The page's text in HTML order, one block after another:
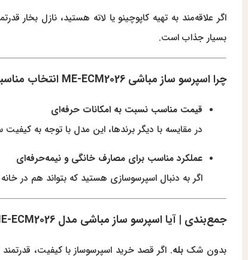
اگر علاقه‌مند به تهیه کاپوچینو یا لاته هستید، نازل
بسیار جذاب است.
چرا اسپرسو ساز مباشی ME-ECM2026 انتخاب مناسبی است؟
قیمت مناسب نسبت به امکانات حرفه‌ای
در مقایسه با دیگر برندها، این مدل با توجه به
عملکرد مناسب برای مصارف خانگی و نیمه‌حرفه‌ای
اگر به دنبال اسپرسوسازی هستید که بتواند هم در
جمع‌بندی | آیا اسپرسو ساز مباشی مدل ME-ECM2026 ارزش خرید دارد؟
بدون شکبله. اگر قصد خرید اسپرسوساز با کیفیت، قدرتمند